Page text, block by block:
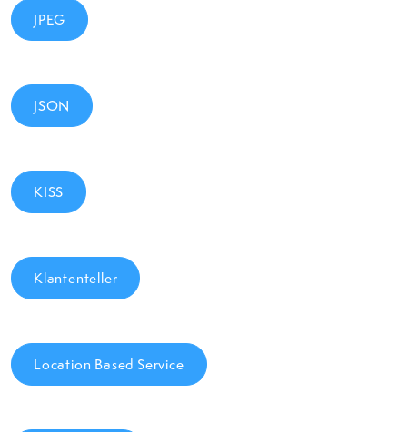
JPEG
JSON
KISS
Klantenteller
Location Based Service